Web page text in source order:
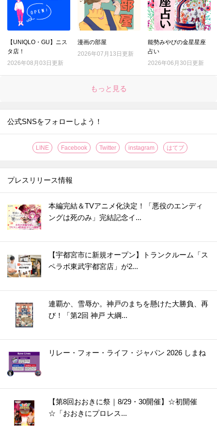
【UNIQLO・GU】ニス
タ店！
2026年08月03日更新
漫画の部屋
2026年07月13日更新
能勢みやびの金星星座
占い
2026年06月30日更新
もっと見る
公式SNSをフォローしよう！
LINE Facebook Twitter instagram はてブ
プレスリリース情報
本編完結＆TVアニメ化決定！「悪役のエンディ
ングは死のみ」完結記念イ...
【宇都宮市に新規オープン】トランクルーム「ス
ペラボ東武宇都宮店」が2...
連覇か、雪辱か。神戸のまちを懸けた大勝負、再
び！「第2回 神戸 大綱...
リレー・フォー・ライフ・ジャパン 2026 しまね
【第8回おおきに祭｜8/29・30開催】☆初開催
☆「おおきにプロレス...